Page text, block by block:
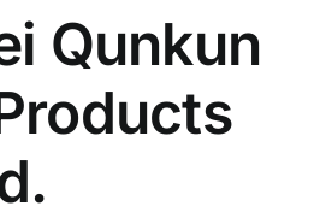
Qunkun